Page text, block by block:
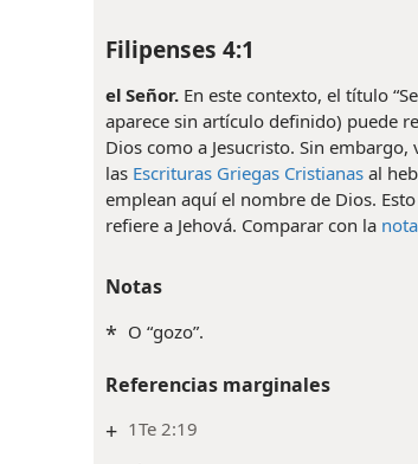
Filipenses 4:1
el Señor. En este contexto, el título
aparece sin artículo definido) puede
Dios como a Jesucristo. Sin
las Escrituras Griegas Cristianas al
emplean aquí el nombre de Dios.
refiere a Jehová. Comparar con la
Notas
* O “gozo”.
Referencias marginales
+ 1Te 2:19